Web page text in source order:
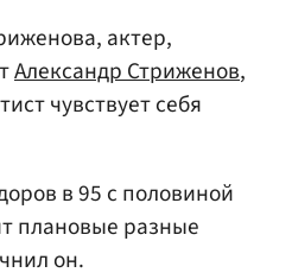
актер,
Александр Стриженов,
чувствует себя
в 95 с половиной
плановые разные
он.